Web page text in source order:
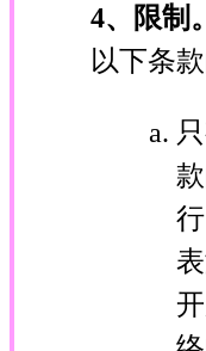
4、限制
以下条